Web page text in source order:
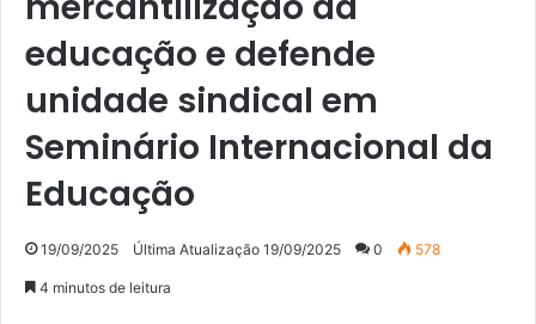
educação e defende
unidade sindical em
Seminário Internacional da
Educação
19/09/2025 Última Atualização 19/09/2025 0 578
4 minutos de leitura